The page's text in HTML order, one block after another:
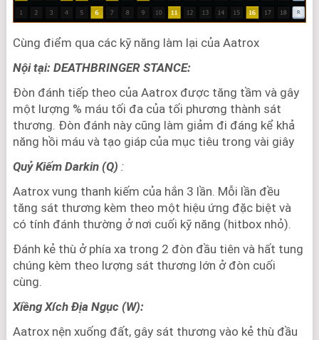
Cùng điểm qua các kỹ năng làm lại của Aatrox
Nội tại: DEATHBRINGER STANCE:
Đòn đánh tiếp theo của Aatrox được tăng tầm và gây
một lượng % máu tối đa của tối phương thành sát
thương. Đòn đánh này cũng làm giảm đi đáng kể khả
năng hồi máu và tạo giáp của mục tiêu trong vài giây
Quỷ Kiếm Darkin (Q) :
Aatrox vung thanh kiếm của hắn 3 lần. Mỗi lần đều
tăng sát thương kèm theo một hiệu ứng đặc biệt và
có tính đánh thường ở nơi cuối kỹ năng (hitbox nhỏ).
Đánh kẻ thù ở phía xa trong 2 đòn đầu tiên và hất tung
chúng kèm theo lượng sát thương lớn ở đòn cuối
cùng.
Xiềng Xích Địa Ngục (W):
Aatrox nện xuống đất, gây sát thương vào kẻ thù đầu